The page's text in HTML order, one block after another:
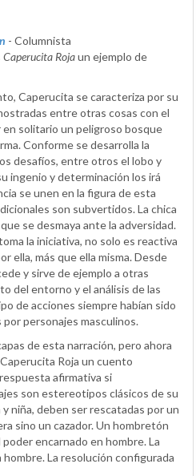
- Columnista
Caperucita Rojaun ejemplo de
Caperucita se caracteriza por su
entre otras cosas con el
solitario un peligroso bosque
Conforme se desarrolla la
desafíos, entre otros el lobo y
ingenio y determinación los irá
se unen en la figura de esta
son subvertidos. La chica
se desmaya ante la adversidad.
la iniciativa, no solo es reactiva
ella, más que ella misma. Desde
y sirve de ejemplo a otras
del entorno y el análisis de las
de acciones siempre habían sido
personajes masculinos.
de esta narración, pero ahora
Roja un cuento
afirmativa si
son estereotipos clásicos de su
niña, deben ser rescatadas por un
sino un cazador. Un hombretón
encarnado en hombre. La
La resolución configurada